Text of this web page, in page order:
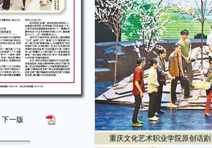
下一版
重庆文化艺术职业学院原创话剧